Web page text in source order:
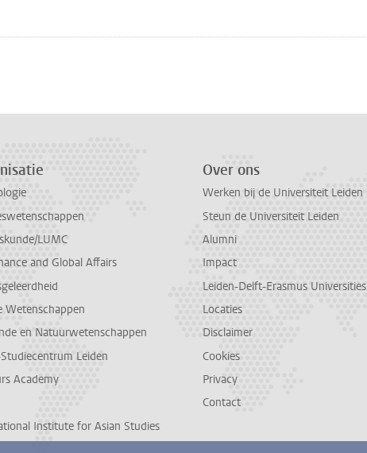
LUMC
and Global Affairs
Wetenschappen
en Natuurwetenschappen
Leiden
Academy
Institute for Asian Studies
Over ons
Werken bij de Universiteit Leiden
Steun de Universiteit Leiden
Alumni
Impact
Leiden-Delft-Erasmus Universities
Locaties
Disclaimer
Cookies
Privacy
Contact